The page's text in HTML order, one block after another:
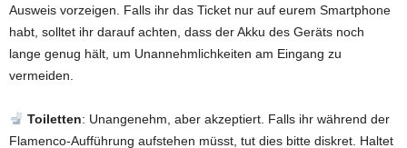
Ausweis vorzeigen. Falls ihr das Ticket nur auf eurem Smartphone
habt, solltet ihr darauf achten, dass der Akku des Geräts noch
lange genug hält, um Unannehmlichkeiten am Eingang zu
vermeiden.
Toiletten: Unangenehm, aber akzeptiert. Falls ihr während der
Flamenco-Aufführung aufstehen müsst, tut dies bitte diskret. Haltet